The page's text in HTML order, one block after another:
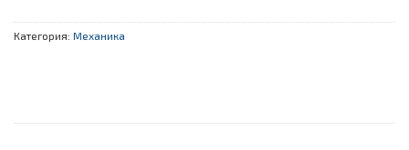
Категория: Механика